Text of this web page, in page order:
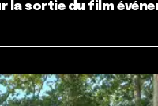
la sortie du film